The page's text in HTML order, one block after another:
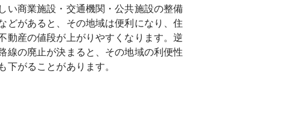
い商業施設・交通機関・公共施設の整備
どがあると、その地域は便利になり、住
動産の値段が上がりやすくなります。逆
線の廃止が決まると、その地域の利便性
下がることがあります。